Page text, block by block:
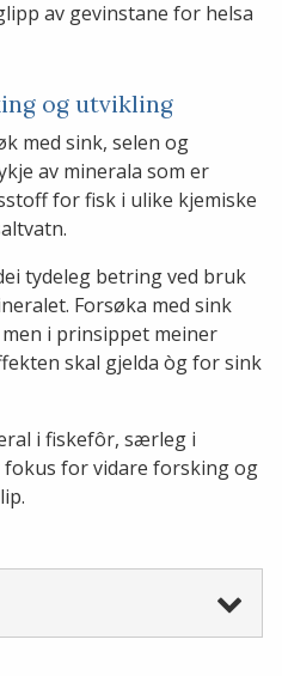
av gevinstane for helsa
og utvikling
med sink, selen og
av minerala som er
for fisk i ulike kjemiske
tydeleg betring ved bruk
Forsøka med sink
i prinsippet meiner
skal gjelda òg for sink
i fiskefôr, særleg i
for vidare forsking og